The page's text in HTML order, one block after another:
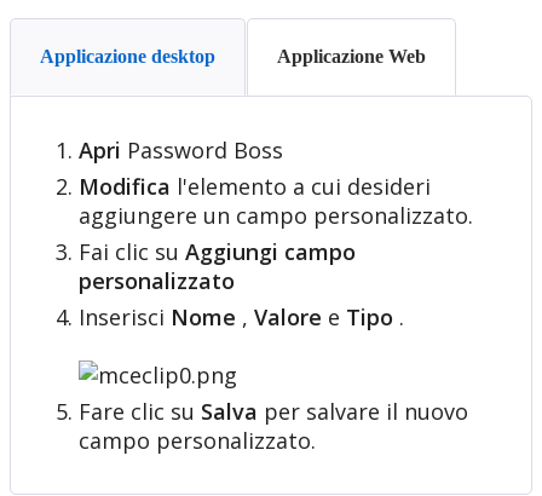
Applicazione desktop Applicazione Web
Apri Password Boss
Modifica l'elemento a cui desideri
aggiungere un campo personalizzato.
Fai clic su Aggiungi campo
personalizzato
Inserisci Nome , Valore e Tipo .
Fare clic su Salva per salvare il nuovo
campo personalizzato.